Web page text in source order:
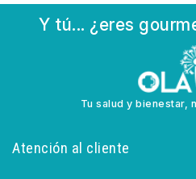
Y tú... ¿eres
Tu salud y bienestar,
Atención al cliente